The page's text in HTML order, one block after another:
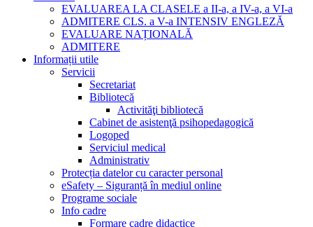
EVALUAREA LA CLASELE a II-a, a IV-a, a VI-a
ADMITERE CLS. a V-a INTENSIV ENGLEZĂ
EVALUARE NAȚIONALĂ
ADMITERE
Informații utile
Servicii
Secretariat
Bibliotecă
Activităţi bibliotecă
Cabinet de asistenţă psihopedagogică
Logoped
Serviciul medical
Administrativ
Protecția datelor cu caracter personal
eSafety – Siguranță în mediul online
Programe sociale
Info cadre
Formare cadre didactice